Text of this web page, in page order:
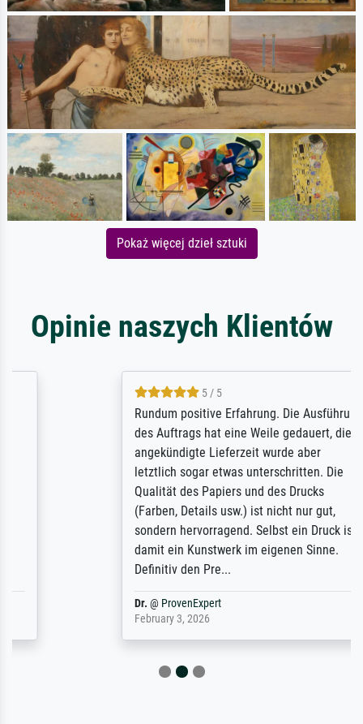
Pokaż więcej dzieł sztuki
Opinie naszych Klientów
5 / 5
Rundum positive Erfahrung. Die Ausführung
des Auftrags hat eine Weile gedauert, die
angekündigte Lieferzeit wurde aber
letztlich sogar etwas unterschritten. Die
Qualität des Papiers und des Drucks
(Farben, Details usw.) ist nicht nur gut,
sondern hervorragend. Selbst ein Druck ist
damit ein Kunstwerk im eigenen Sinne.
Definitiv den Pre...
ProvenExpert
February 3, 2026